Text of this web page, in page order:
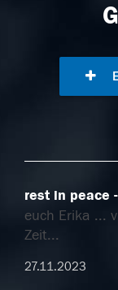
rest in peace
euch Erika ...
Zeit...
27.11.2023